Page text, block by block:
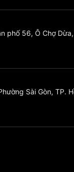
phố 56, Ô Chợ
Sài Gòn, TP.